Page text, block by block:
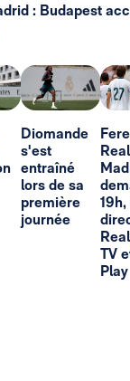
: Budapest
Diomande
s'est
entraîné
lors de sa
première
journée
Real
TV
Play